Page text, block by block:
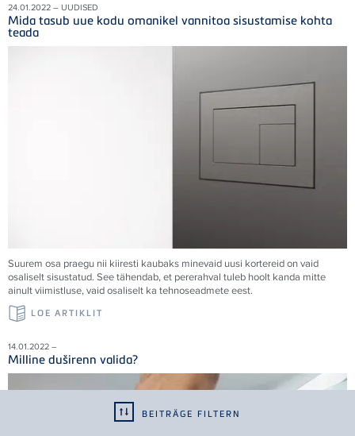
BEITRÄGE FILTERN
24.01.2022 – UUDISED
Mida tasub uue kodu omanikel vannitoa sisustamise kohta
teada
Suurem osa praegu nii kiiresti kaubaks minevaid uusi kortereid on vaid
osaliselt sisustatud. See tähendab, et pererahval tuleb hoolt kanda mitte
ainult viimistluse, vaid osaliselt ka tehnoseadmete eest.
LOE ARTIKLIT
14.01.2022 –
Milline duširenn valida?